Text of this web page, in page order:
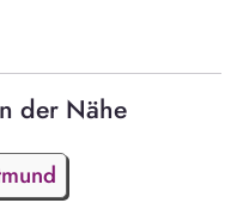
der Nähe